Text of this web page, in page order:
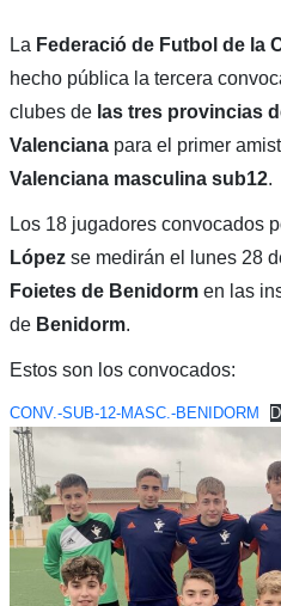
La Federació de Futbol de la
hecho pública la tercera
clubes de las tres provincias
Valencianapara el primer
Valenciana masculina sub12.
Los 18 jugadores convocados
López se medirán el lunes 28
Foietes de Benidormen las
de Benidorm.
Estos son los convocados:
CONV.-SUB-12-MASC.-BENIDORM